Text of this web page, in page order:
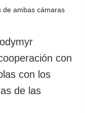
con
con los
de las